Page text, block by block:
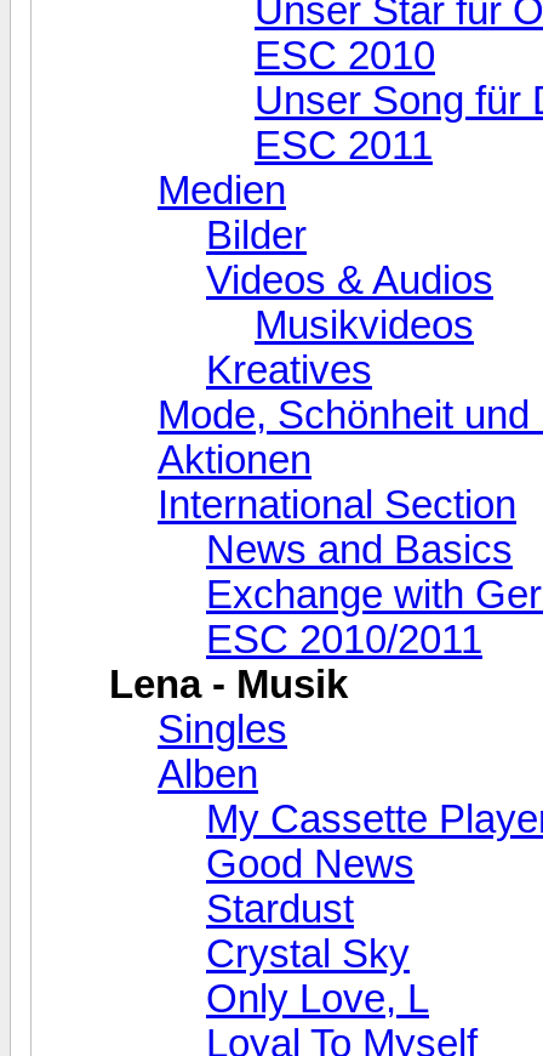
Unser Star für
ESC 2010
Unser Song für
ESC 2011
Medien
Bilder
Videos & Audios
Musikvideos
Kreatives
Mode, Schönheit und
Aktionen
International Section
News and Basics
Exchange with
ESC 2010/2011
Lena - Musik
Singles
Alben
My Cassette
Good News
Stardust
Crystal Sky
Only Love, L
Loyal To Myself